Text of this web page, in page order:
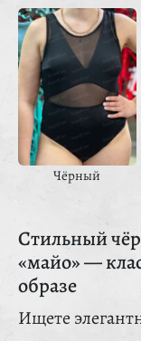
Чёрный
Стильный
«майо» —
образе
Ищете